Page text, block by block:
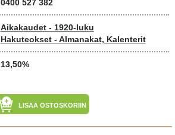
0400 527 382
Aikakaudet - 1920-luku
Hakuteokset - Almanakat, Kalenterit
13,50%
LISÄÄ OSTOSKORIIN